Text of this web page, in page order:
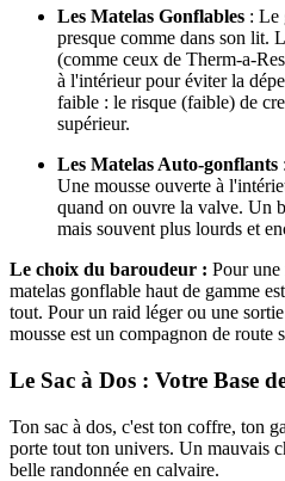
Les Matelas Gonflables : Le
presque comme dans son lit.
(comme ceux de Therm-a-
à l'intérieur pour éviter la
faible : le risque (faible) de
supérieur.
Les Matelas Auto-gonflants
Une mousse ouverte à
quand on ouvre la valve. Un
mais souvent plus lourds et
Le choix du baroudeur : Pour une
matelas gonflable haut de gamme
tout. Pour un raid léger ou une
mousse est un compagnon de route
Le Sac à Dos : Votre Base
Ton sac à dos, c'est ton coffre, ton
porte tout ton univers. Un mauvais
belle randonnée en calvaire.